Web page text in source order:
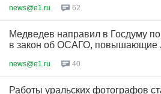
news@e1.ru 62
Медведев направил в Госдуму
в закон об ОСАГО, повышающие
news@e1.ru 40
Работы уральских фотографов